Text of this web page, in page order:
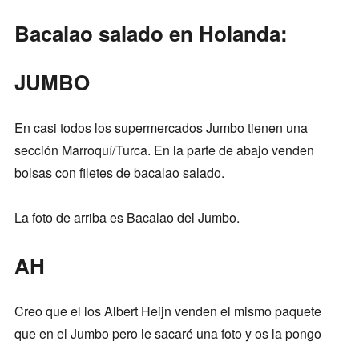
Bacalao salado en Holanda:
JUMBO
En casi todos los supermercados Jumbo tienen una
sección Marroquí/Turca. En la parte de abajo venden
bolsas con filetes de bacalao salado.
La foto de arriba es Bacalao del Jumbo.
AH
Creo que el los Albert Heijn venden el mismo paquete
que en el Jumbo pero le sacaré una foto y os la pongo